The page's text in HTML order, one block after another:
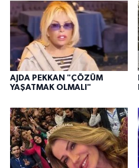
AJDA PEKKAN "ÇÖZÜM
YAŞATMAK OLMALI"